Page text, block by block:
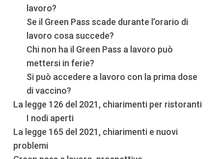
lavoro?
Se il Green Pass scade durante l’orario di
lavoro cosa succede?
Chi non ha il Green Pass a lavoro può
mettersi in ferie?
Si può accedere a lavoro con la prima dose
di vaccino?
La legge 126 del 2021, chiarimenti per ristoranti
I nodi aperti
La legge 165 del 2021, chiarimenti e nuovi
problemi